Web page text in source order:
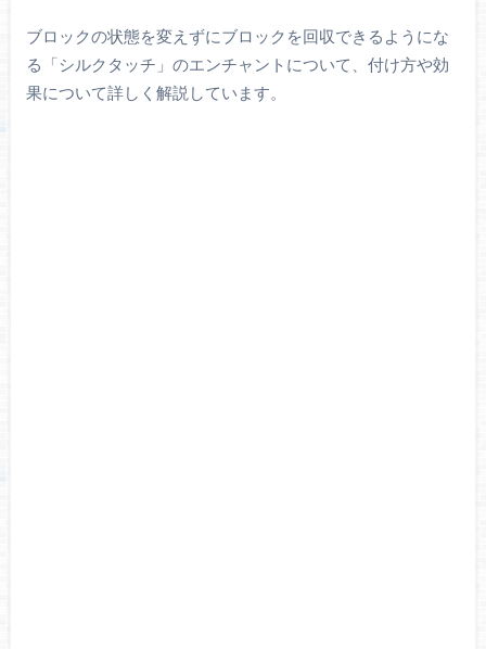
ブロックの状態を変えずにブロックを回収できるようにな
る「シルクタッチ」のエンチャントについて、付け方や効
果について詳しく解説しています。